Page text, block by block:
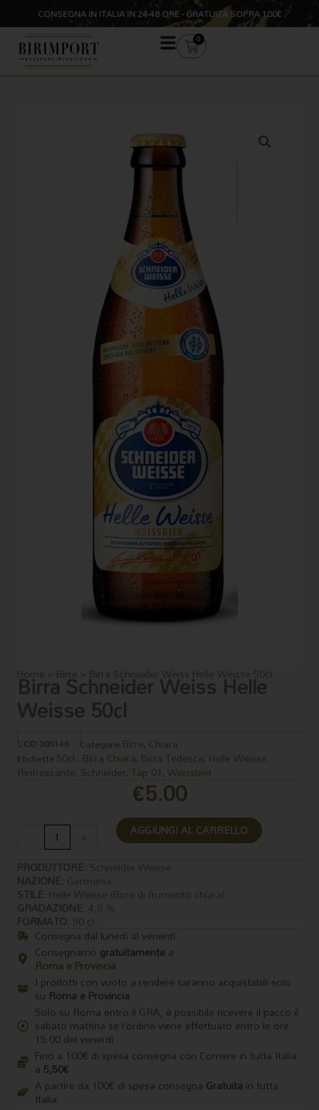
contenuto
CONSEGNA IN ITALIA IN 24-48 ORE - GRATUITA SOPRA 100€
0
CARRELLO
Home » Birre » Birra Schneider Weiss Helle Weisse 50cl
Birra Schneider Weiss Helle
Weisse 50cl
COD 000146 CategorieBirre, Chiara
Etichette50cl. , Birra Chiara, Birra Tedesca, Helle Weisse,
Rinfrescante, Schneider, Tap 01, Weissbier
€5.00
Schneider
Weiss
Helle
Weisse
50cl
quantità
+
AGGIUNGI AL CARRELLO
PRODUTTORE: Schneider Weisse
NAZIONE: Germania
STILE: Helle Weisse (Birra di frumento chiara)
GRADAZIONE: 4,9 %
FORMATO: 50 cl
Consegna dal lunedì al venerdì
Consegnamo gratuitamentea
Roma e Provincia
I prodotti con vuoto a rendere saranno acquistabili solo
su Roma e Provincia
Solo su Roma entro il GRA, è possibile ricevere il pacco il
sabato mattina se l’ordine viene effettuato entro le ore
15.00 del venerdì
Fino a 100€ di spesa consegna con Corriere in tutta Italia
a 5,50€
A partire da 100€ di spesa consegna Gratuita in tutta
Italia